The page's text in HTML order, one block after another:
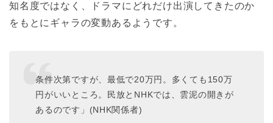
知名度ではなく、ドラマにどれだけ出演してきたのか
をもとにギャラの変動あるようです。
条件次第ですが、最低で20万円。多くても150万
円がいいところ。民放とNHKでは、雲泥の開きが
あるのです」(NHK関係者)